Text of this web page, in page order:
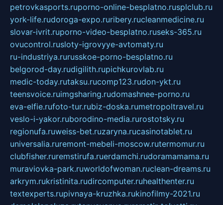
petrovkasports.ruporno-online-besplatno.rusplclub.ru
york-life.rudoroga-expo.ruribery.rucleanmedicine.ru
slovar-ivrit.ruporno-video-besplatno.ruseks-365.ru
ovucontrol.rusloty-igrovyye-avtomaty.ru
ru-industriya.rurusskoe-porno-besplatno.ru
belgorod-day.rudigilith.rupichkurovlab.ru
medic-today.rutaksu.rucomp123.rudon-ykt.ru
teensvoice.ruimgsharing.rudomashnee-porno.ru
eva-elfie.rufoto-tur.rubiz-doska.rumetropoltravel.ru
veslo-i-yakor.ruborodino-media.rurostotsky.ru
regionufa.ruweiss-bet.ruzaryna.rucasinotablet.ru
universalia.ruremont-mebeli-moscow.rutermomur.ru
clubfisher.ruremstirufa.ruerdamchi.rudoramamama.ru
muraviovka-park.ruworldofwoman.ruclean-dreams.ru
arkrym.rukristinita.rudircomputer.ruhealthenter.ru
textexperts.rupivnaya-kruzhka.rukinofilmy-2021.ru